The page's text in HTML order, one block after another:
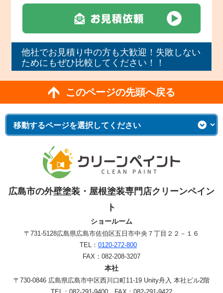
他社でお見積り中の方も大歓迎！失敗しない
ためにもぜひ比較してください！！
このページの先頭へ戻る
広島市の外壁塗装・屋根塗装専門店クリーンペイン
ト
ショールーム
〒731-5128広島県広島市佐伯区五日市中央７丁目２２－１６
TEL： 0120-272-800
FAX：082-208-3207
本社
〒730-0846 広島県広島市中区西川口町11-19 Unity舟入 本社ビル2階